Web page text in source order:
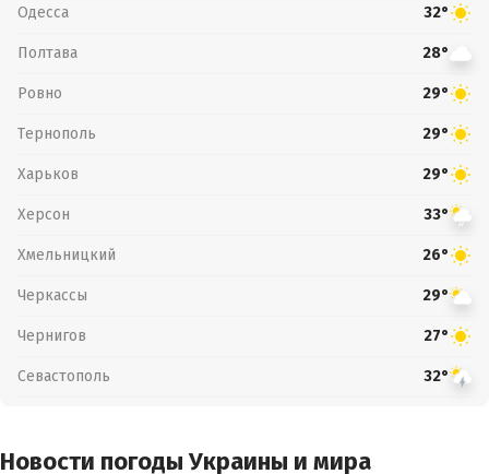
Одесса 32°
Полтава 28°
Ровно 29°
Тернополь 29°
Харьков 29°
Херсон 33°
Хмельницкий 26°
Черкассы 29°
Чернигов 27°
Севастополь 32°
Новости погоды Украины и мира